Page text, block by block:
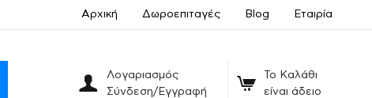
Αρχική Δωροεπιταγές Blog Εταιρία
Λογαριασμός
Σύνδεση/Εγγραφή
Το Καλάθι
είναι άδειο